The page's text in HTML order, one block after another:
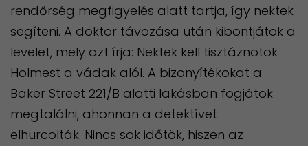
rendőrség megfigyelés alatt tartja, így nektek
segíteni. A doktor távozása után kibontjátok a
levelet, mely azt írja: Nektek kell tisztáznotok
Holmest a vádak alól. A bizonyítékokat a
Baker Street 221/B alatti lakásban fogjátok
megtalálni, ahonnan a detektívet
elhurcolták. Nincs sok időtök, hiszen az